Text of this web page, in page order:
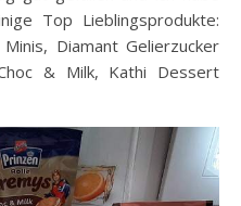
Top Lieblingsprodukte:
Diamant Gelierzucker
& Milk, Kathi Dessert